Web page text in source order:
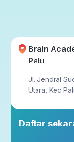
Brain
Palu
Jl. Jendral
Utara, Kec
Daftar